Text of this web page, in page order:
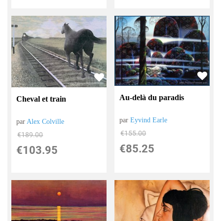
Cheval et train
par Alex Colville
€189.00
€103.95
Au-delà du paradis
parEyvind Earle
€155.00
€85.25